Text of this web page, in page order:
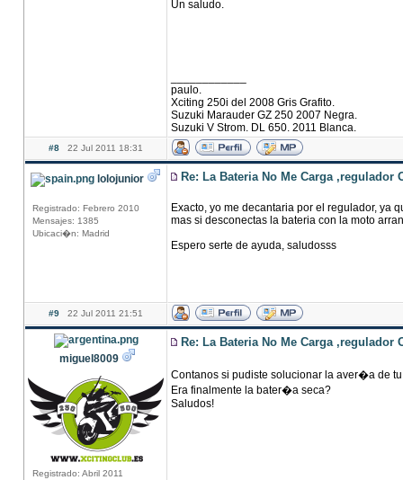
Un saludo.
paulo.
Xciting 250i del 2008 Gris Grafito.
Suzuki Marauder GZ 250 2007 Negra.
Suzuki V Strom. DL 650. 2011 Blanca.
#8 22 Jul 2011 18:31
lolojunior
Registrado: Febrero 2010
Mensajes: 1385
Ubicaci�n: Madrid
Re: La Bateria No Me Carga ,regulador
Exacto, yo me decantaria por el regulador, ya
mas si desconectas la bateria con la moto
Espero serte de ayuda, saludosss
#9 22 Jul 2011 21:51
miguel8009
Registrado: Abril 2011
Re: La Bateria No Me Carga ,regulador
Contanos si pudiste solucionar la aver�a de
Era finalmente la bater�a seca?
Saludos!